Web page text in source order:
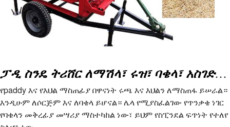
ፓዲ ስንዴ ትሪሸር ለማሽላ፣ ሩዝ፣ ባቄላ፣ አስገድዶ መድፈር
የpaddy እና የእህል ማስጠፊያ በዋናነት ሩጫ እና እህልን ለማስጠፋ ይሠራል።
እንዲሁም ለሶርጅም እና ለባቄላ ይሆናል። ሌላ የሚያስፈልገው የጥንቃቄ ነገር
የባቄላን መቅረፊያ መሣሪያ ማስተካከል ነው፣ ይህም የስፒንደል ፍጥነት የተለየ